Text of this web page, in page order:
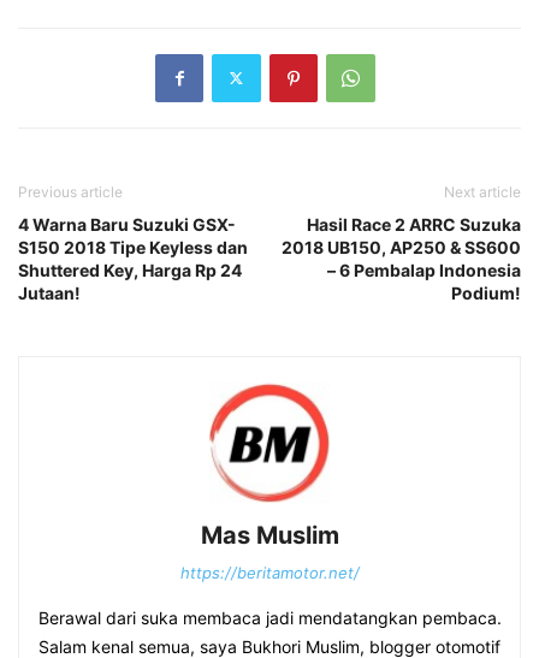
Previous article
4 Warna Baru Suzuki GSX-
S150 2018 Tipe Keyless dan
Shuttered Key, Harga Rp 24
Jutaan!
Next article
Hasil Race 2 ARRC Suzuka
2018 UB150, AP250 & SS600
– 6 Pembalap Indonesia
Podium!
Mas Muslim
https://beritamotor.net/
Berawal dari suka membaca jadi mendatangkan pembaca.
Salam kenal semua, saya Bukhori Muslim, blogger otomotif